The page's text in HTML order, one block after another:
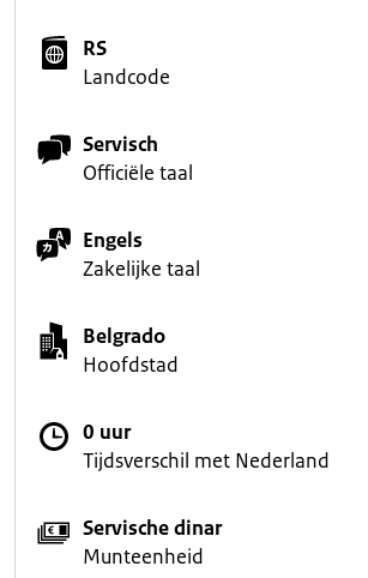
RS
Landcode
Servisch
Officiële taal
Engels
Zakelijke taal
Belgrado
Hoofdstad
0 uur
Tijdsverschil met Nederland
Servische dinar
Munteenheid